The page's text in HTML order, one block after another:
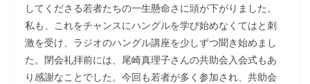
してくださる若者たちの一生懸命さに頭が下がりました。
私も、これをチャンスにハングルを学び始めなくてはと刺
激を受け、ラジオのハングル講座を少しずつ聞き始めまし
た。閉会礼拝前には、尾崎真理子さんの共助会入会式もあ
り感謝なことでした。今回も若者が多く参加され、共助会